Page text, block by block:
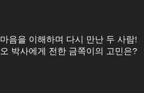
마음을 이해하며 다시 만난 두 사람!
오 박사에게 전한 금쪽이의 고민은?